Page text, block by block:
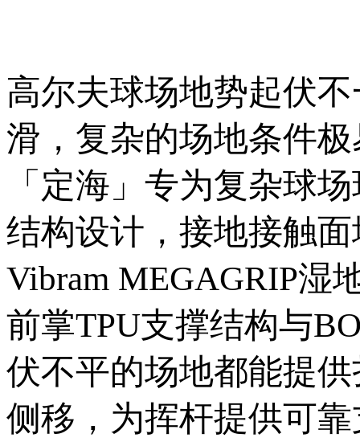
高尔夫球场地势起伏
滑，复杂的场地条件
「定海」专为复杂球
结构设计，接地接触
Vibram MEGAGRIP湿
前掌TPU支撑结构与
伏不平的场地都能提
侧移，为挥杆提供可